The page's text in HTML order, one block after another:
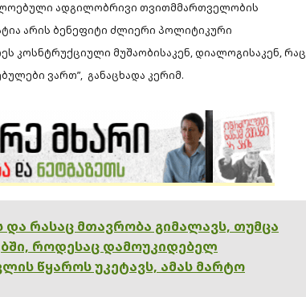
ადგილობრივი თვითმმართველობის
არის ბენეფიტი ძლიერი პოლიტიკური
კოსნტრუქციული მუშაობისაკენ, დიალოგისაკენ, რაც
ვართ”, განაცხადა კერიმ.
და რასაც მთავრობა გიმალავს, თუმცა
როდესაც დამოუკიდებელ
წყაროს უკეტავს, ამას მარტო